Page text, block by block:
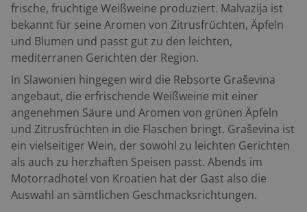
frische, fruchtige Weißweine produziert. Malvazija ist
bekannt für seine Aromen von Zitrusfrüchten, Äpfeln
und Blumen und passt gut zu den leichten,
mediterranen Gerichten der Region.
In Slawonien hingegen wird die Rebsorte Graševina
angebaut, die erfrischende Weißweine mit einer
angenehmen Säure und Aromen von grünen Äpfeln
und Zitrusfrüchten in die Flaschen bringt. Graševina ist
ein vielseitiger Wein, der sowohl zu leichten Gerichten
als auch zu herzhaften Speisen passt. Abends im
Motorradhotel von Kroatien hat der Gast also die
Auswahl an sämtlichen Geschmacksrichtungen.